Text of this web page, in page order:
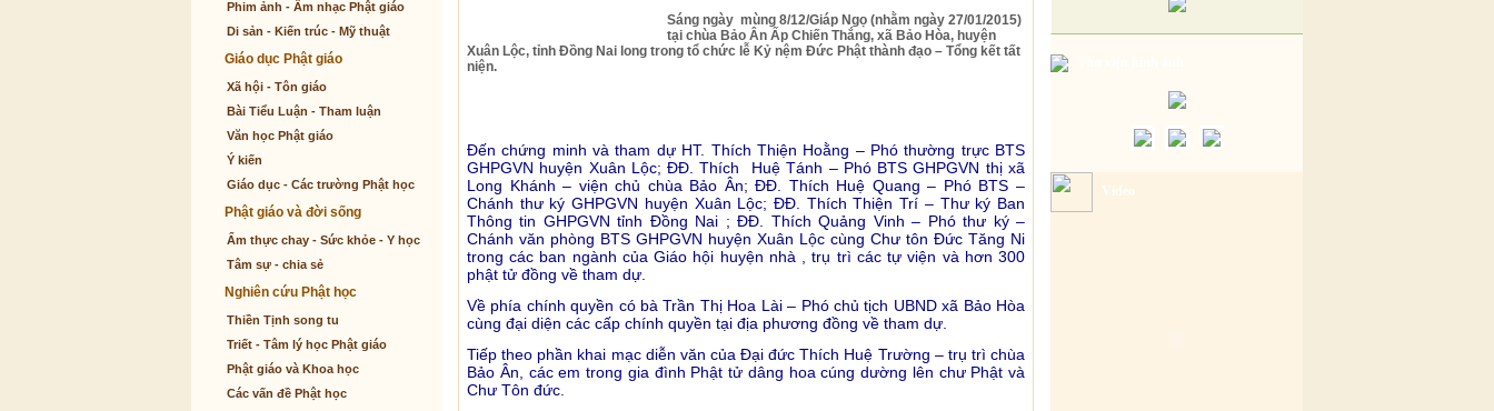
Phim ảnh - Âm nhạc Phật giáo
Di sản - Kiến trúc - Mỹ thuật
Giáo dục Phật giáo
Xã hội - Tôn giáo
Bài Tiểu Luận - Tham luận
Văn học Phật giáo
Ý kiến
Giáo dục - Các trường Phật học
Phật giáo và đời sống
Ẩm thực chay - Sức khỏe - Y học
Tâm sự - chia sẻ
Nghiên cứu Phật học
Thiền Tịnh song tu
Triết - Tâm lý học Phật giáo
Phật giáo và Khoa học
Các vấn đề Phật học
Sáng ngày mùng 8/12/Giáp Ngọ (nhằm ngày 27/01/2015)
tại chùa Bảo Ân Ấp Chiến Thắng, xã Bảo Hòa, huyện
Xuân Lộc, tỉnh Đồng Nai long trong tổ chức lễ Kỷ nệm Đức Phật thành đạo – Tổng kết tất
niện.
Đến chứng minh và tham dự HT. Thích Thiện Hoằng – Phó thường trực BTS
GHPGVN huyện Xuân Lộc; ĐĐ. Thích Huệ Tánh – Phó BTS GHPGVN thị xã
Long Khánh – viện chủ chùa Bảo Ân; ĐĐ. Thích Huệ Quang – Phó BTS –
Chánh thư ký GHPGVN huyện Xuân Lộc; ĐĐ. Thích Thiện Trí – Thư ký Ban
Thông tin GHPGVN tỉnh Đồng Nai ; ĐĐ. Thích Quảng Vinh – Phó thư ký –
Chánh văn phòng BTS GHPGVN huyện Xuân Lộc cùng Chư tôn Đức Tăng Ni
trong các ban ngành của Giáo hội huyện nhà , trụ trì các tự viện và hơn 300
phật tử đồng về tham dự.
Về phía chính quyền có bà Trần Thị Hoa Lài – Phó chủ tịch UBND xã Bảo Hòa
cùng đại diện các cấp chính quyền tại địa phương đồng về tham dự.
Tiếp theo phần khai mạc diễn văn của Đại đức Thích Huệ Trường – trụ trì chùa
Bảo Ân, các em trong gia đình Phật tử dâng hoa cúng dường lên chư Phật và
Chư Tôn đức.
Video